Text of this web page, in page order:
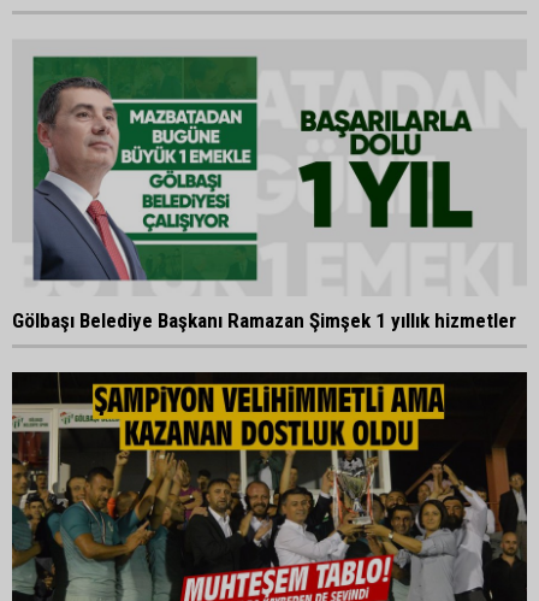
Gölbaşı Belediye Başkanı Ramazan Şimşek 1 yıllık hizmetler